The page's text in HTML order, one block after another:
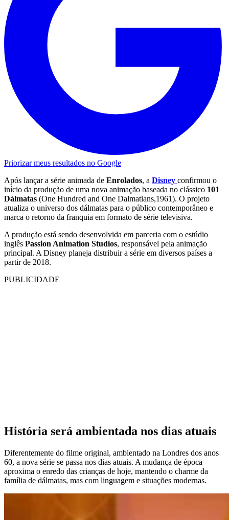
Priorizar meus resultados no Google
Após lançar a série animada de Enrolados, a Disney confirmou o
início da produção de uma nova animação baseada no clássico 101
Dálmatas (One Hundred and One Dalmatians,1961). O projeto
atualiza o universo dos dálmatas para o público contemporâneo e
marca o retorno da franquia em formato de série televisiva.
A produção está sendo desenvolvida em parceria com o estúdio
inglês Passion Animation Studios, responsável pela animação
principal. A Disney planeja distribuir a série em diversos países a
partir de 2018.
PUBLICIDADE
História será ambientada nos dias atuais
Diferentemente do filme original, ambientado na Londres dos anos
60, a nova série se passa nos dias atuais. A mudança de época
aproxima o enredo das crianças de hoje, mantendo o charme da
família de dálmatas, mas com linguagem e situações modernas.